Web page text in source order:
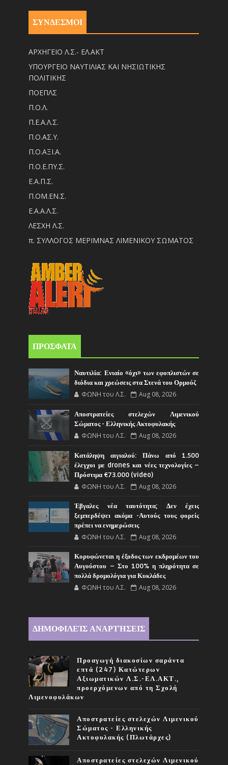
ΣΥΝΔΕΣΜΟΙ
ΑΡΧΗΓΕΙΟ Λ.Σ.- ΕΛ.ΑΚΤ
ΥΠΟΥΡΓΕΙΟ ΝΑΥΤΙΛΙΑΣ ΚΑΙ ΝΗΣΙΩΤΙΚΗΣ
ΠΟΛΙΤΙΚΗΣ
ΠΟΕΠΛΣ
Π.Ο.Λ.
Π.Ε.Α.Λ.Σ.
Π.Ο.ΑΣ.Υ.
Π.Ο.ΑΞΙ.Α.
Π.Ο.Ε.ΠΥ.Σ.
Ε.Α.Π.Σ.
Π.ΟM.EN.Σ.
Ε.Α.Α.Λ.Σ.
ΛΕΣΧΗ Λ.Σ.
π. ΣΥΛΛΟΓΟΣ ΜΕΡΙΜΝΑΣ ΛΙΜΕΝΙΚΟΥ ΣΩΜΑΤΟΣ
ΠΡΟΣΦΑΤΑ
Ναυτιλία: Ενιαίο «όχι» των εφοπλιστών σε
διόδια και χρεώσεις στα Στενά του Ορμούζ
ΦΩΝΗ του Λ.Σ. Aug 08, 2026
Αποστρατείες στελεχών Λιμενικού
Σώματος - Ελληνικής Ακτοφυλακής
ΦΩΝΗ του Λ.Σ. Aug 08, 2026
Κατάληψη αιγιαλού: Πάνω από 1.500
έλεγχοι με drones και νέες τεχνολογίες –
Πρόστιμα €73.000 (video)
ΦΩΝΗ του Λ.Σ. Aug 08, 2026
Έβγαλες νέα ταυτότητα; Δεν έχεις
ξεμπερδέψει ακόμα -Αυτούς τους φορείς
πρέπει να ενημερώσεις
ΦΩΝΗ του Λ.Σ. Aug 08, 2026
Κορυφώνεται η έξοδος των εκδρομέων του
Αυγούστου – Στο 100% η πληρότητα σε
πολλά δρομολόγια για Κυκλάδες
ΦΩΝΗ του Λ.Σ. Aug 08, 2026
ΔΗΜΟΦΙΛΕΊΣ ΑΝΑΡΤΉΣΕΙΣ
Προαγωγή διακοσίων σαράντα
επτά (247) Κατώτερων
Αξιωματικών Λ.Σ.-ΕΛ.ΑΚΤ.,
προερχόμενων από τη Σχολή
Λιμενοφυλάκων
Αποστρατείες στελεχών Λιμενικού
Σώματος - Ελληνικής
Ακτοφυλακής (Πλωτάρχες)
Αποστρατείες στελεχών Λιμενικού